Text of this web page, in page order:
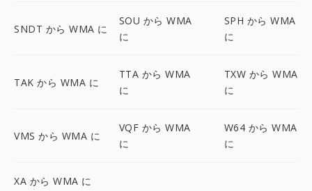
SNDT から WMA に
SOU から WMA
に
SPH から WMA
に
TAK から WMA に
TTA から WMA
に
TXW から WMA
に
VMS から WMA に
VQF から WMA
に
W64 から WMA
に
XA から WMA に